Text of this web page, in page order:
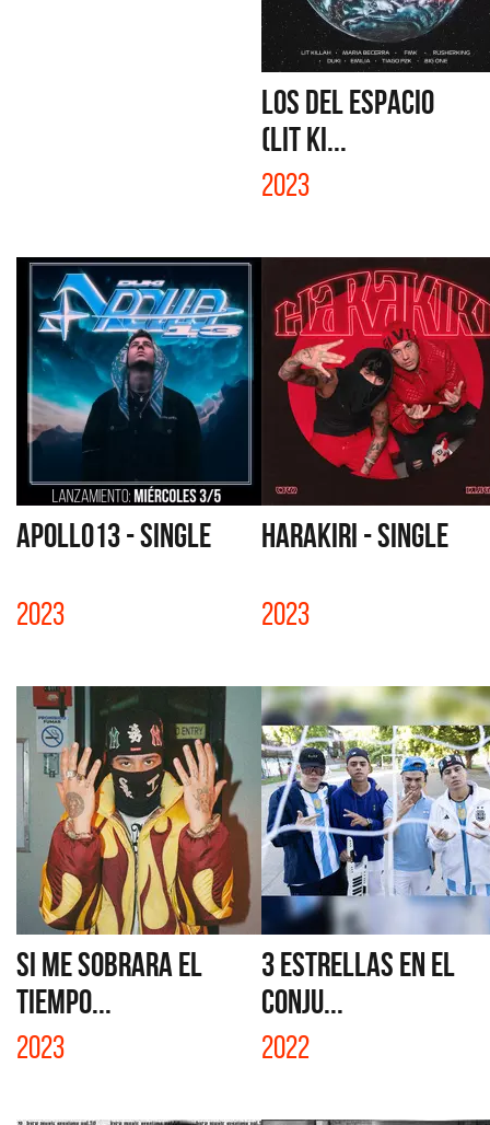
LOS DEL ESPACIO
(LIT KI...
2023
APOLLO13 - SINGLE
2023
HARAKIRI - SINGLE
2023
SI ME SOBRARA EL
TIEMPO...
2023
3 ESTRELLAS EN EL
CONJU...
2022